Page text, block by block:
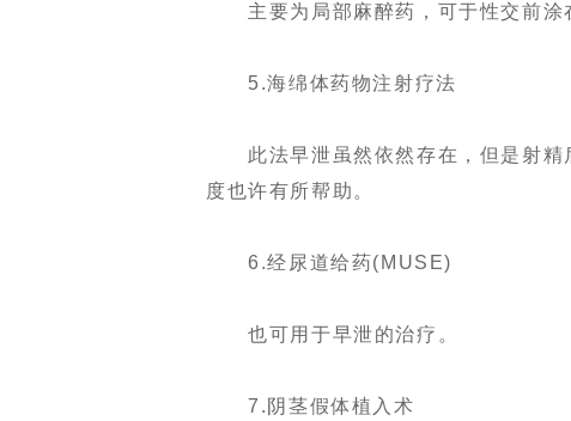
主要为局部麻醉药，可于性交前涂
5.海绵体药物注射疗法
此法早泄虽然依然存在，但是射精
度也许有所帮助。
6.经尿道给药(MUSE)
也可用于早泄的治疗。
7.阴茎假体植入术